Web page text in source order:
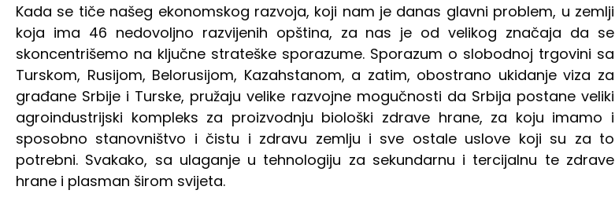
Kada se tiče našeg ekonomskog razvoja, koji nam je danas glavni problem, u zemlji
koja ima 46 nedovoljno razvijenih opština, za nas je od velikog značaja da se
skoncentrišemo na ključne strateške sporazume. Sporazum o slobodnoj trgovini sa
Turskom, Rusijom, Belorusijom, Kazahstanom, a zatim, obostrano ukidanje viza za
građane Srbije i Turske, pružaju velike razvojne mogučnosti da Srbija postane veliki
agroindustrijski kompleks za proizvodnju biološki zdrave hrane, za koju imamo i
sposobno stanovništvo i čistu i zdravu zemlju i sve ostale uslove koji su za to
potrebni. Svakako, sa ulaganje u tehnologiju za sekundarnu i tercijalnu te zdrave
hrane i plasman širom svijeta.